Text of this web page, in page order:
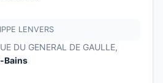
LENVERS
DU GENERAL DE GAULLE,
Bains